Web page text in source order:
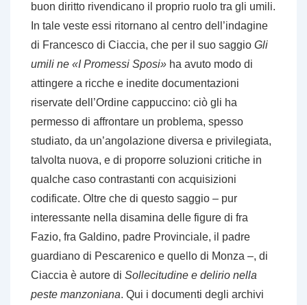
buon diritto rivendicano il proprio ruolo tra gli umili.
In tale veste essi ritornano al centro dell’indagine
di Francesco di Ciaccia, che per il suo saggio Gli
umili ne «I Promessi Sposi» ha avuto modo di
attingere a ricche e inedite documentazioni
riservate dell’Ordine cappuccino: ciò gli ha
permesso di affrontare un problema, spesso
studiato, da un’angolazione diversa e privilegiata,
talvolta nuova, e di proporre soluzioni critiche in
qualche caso contrastanti con acquisizioni
codificate. Oltre che di questo saggio – pur
interessante nella disamina delle figure di fra
Fazio, fra Galdino, padre Provinciale, il padre
guardiano di Pescarenico e quello di Monza –, di
Ciaccia è autore di Sollecitudine e delirio nella
peste manzoniana. Qui i documenti degli archivi